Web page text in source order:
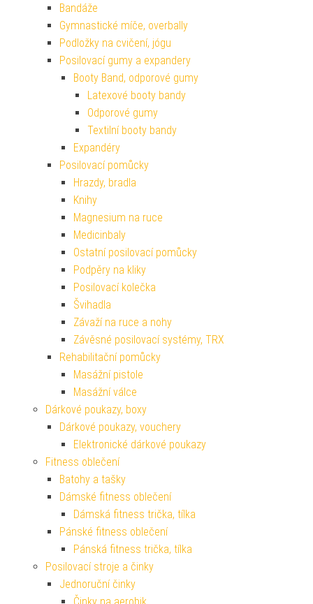
Bandáže
Gymnastické míče, overbally
Podložky na cvičení, jógu
Posilovací gumy a expandery
Booty Band, odporové gumy
Latexové booty bandy
Odporové gumy
Textilní booty bandy
Expandéry
Posilovací pomůcky
Hrazdy, bradla
Knihy
Magnesium na ruce
Medicinbaly
Ostatní posilovací pomůcky
Podpěry na kliky
Posilovací kolečka
Švihadla
Závaží na ruce a nohy
Závěsné posilovací systémy, TRX
Rehabilitační pomůcky
Masážní pistole
Masážní válce
Dárkové poukazy, boxy
Dárkové poukazy, vouchery
Elektronické dárkové poukazy
Fitness oblečení
Batohy a tašky
Dámské fitness oblečení
Dámská fitness trička, tílka
Pánské fitness oblečení
Pánská fitness trička, tílka
Posilovací stroje a činky
Jednoruční činky